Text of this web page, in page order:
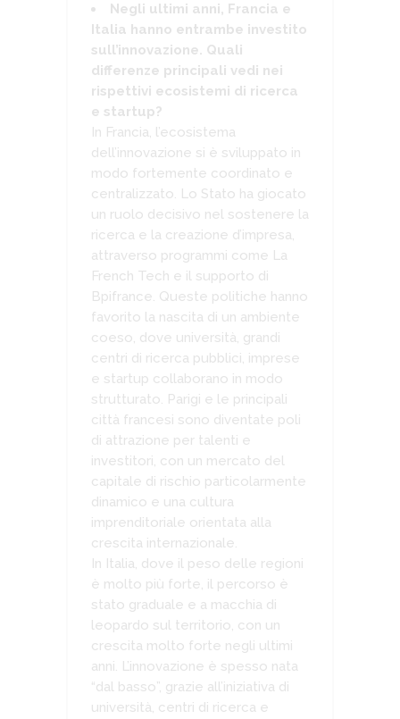
Negli ultimi anni, Francia e
Italia hanno entrambe investito
sull’innovazione. Quali
differenze principali vedi nei
rispettivi ecosistemi di ricerca
e startup?
In Francia, l’ecosistema
dell’innovazione si è sviluppato in
modo fortemente coordinato e
centralizzato. Lo Stato ha giocato
un ruolo decisivo nel sostenere la
ricerca e la creazione d’impresa,
attraverso programmi come La
French Tech e il supporto di
Bpifrance. Queste politiche hanno
favorito la nascita di un ambiente
coeso, dove università, grandi
centri di ricerca pubblici, imprese
e startup collaborano in modo
strutturato. Parigi e le principali
città francesi sono diventate poli
di attrazione per talenti e
investitori, con un mercato del
capitale di rischio particolarmente
dinamico e una cultura
imprenditoriale orientata alla
crescita internazionale.
In Italia, dove il peso delle regioni
è molto più forte, il percorso è
stato graduale e a macchia di
leopardo sul territorio, con un
crescita molto forte negli ultimi
anni. L’innovazione è spesso nata
“dal basso”, grazie all’iniziativa di
università, centri di ricerca e